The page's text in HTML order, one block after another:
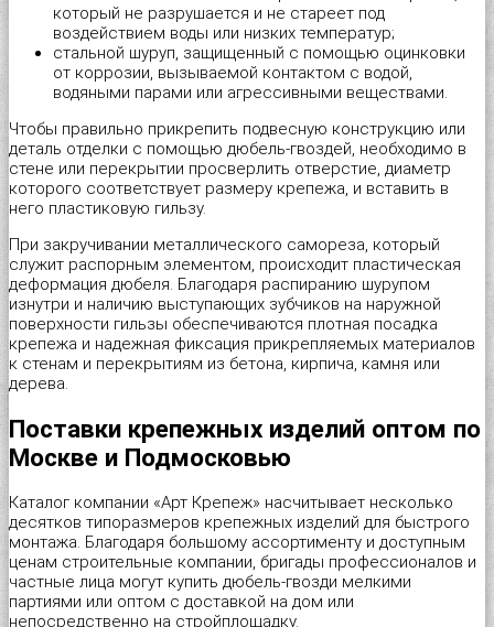
Саморез универсальный с полусферической головкой для
Cаморез универсальный с потайной головкой PZ, желтый и
Саморезы для крепления кровельных материалов, окрашенные
Шайба для кровельных саморезов
Шайба для поликарбоната
Шуруп шестигранный глухарь DIN 571
Шуруп по бетону
Шуруп-кольцо
Шуруп-полукольцо
Шайба пружинная (гровер) DIN 127B
Шпилька резьбовая DIN 975, длина 1м
Шпилька резьбовая DIN 975, длина 2м
Шпилька сантехническая
Дюбель трехлепестковый
Дюбель универсальный KPU “Wkret-met”
Дюбель фасадный «Wkret-met»
Дюбель-гвоздь для быстрого монтажа
Дюбель-гвоздь для быстрого монтажа с бортом
Дюбель-гвоздь металлический для монтажного пистолета
Дюбель-пистон под хомут (нейлон)
Дюбель-хомут для крепления кабеля (белый, черный)
Металлический дюбель-гвоздь
Патроны монтажные
Площадка под хомут-стяжку
Проволока общего назначения
Скоба для крепления кабеля (провода) прямоугольная, круглая
Скобы строительные
Фиксатор для арматуры
Хомут для крепления сантехнических труб с резиновой
Хомут для проводов
Хомут червячный DIN 3017
Трос в оплетке ПВХ
Трос стальной DIN 3055
Цепь витая DIN 5686
Цепь сварная длиннозвенная DIN 763
Цепь сварная короткозвенная DIN 766
Оконная пластина REHAU
Оконная пластина КВЕ-70
Опора балки
Опора бруса закрытая
Опора бруса открытая
Перфорированная лента для монтажа вентиляции волнистая
Перфорированная лента для монтажа вентиляции прямая
Перфорированная лента для монтажа теплого пола
Перфорированная тарная лента
Пластина соединительная
Пилки для работы по дереву "Runex"
Пилки для работы по металлу "Runex"
Пистолет для монтажной пены
Плиткорез-щипцы JOKOSIT
Плоскогубцы комбинированные "Targ American type"
Плоскогубцы комбинированные "Targ German type"
Полотно для ножовок по металлу
Рулетка "Metric"
Стеклорез с деревянной ручкой "Spardia"
Стеклорез с деревянной ручкой "Universal"
который не разрушается и не стареет под
воздействием воды или низких температур;
стальной шуруп, защищенный с помощью оцинковки
от коррозии, вызываемой контактом с водой,
водяными парами или агрессивными веществами.
Чтобы правильно прикрепить подвесную конструкцию или
деталь отделки с помощью дюбель-гвоздей, необходимо в
стене или перекрытии просверлить отверстие, диаметр
которого соответствует размеру крепежа, и вставить в
него пластиковую гильзу.
При закручивании металлического самореза, который
служит распорным элементом, происходит пластическая
деформация дюбеля. Благодаря распиранию шурупом
изнутри и наличию выступающих зубчиков на наружной
поверхности гильзы обеспечиваются плотная посадка
крепежа и надежная фиксация прикрепляемых материалов
к стенам и перекрытиям из бетона, кирпича, камня или
дерева.
Поставки крепежных изделий оптом по
Москве и Подмосковью
Каталог компании «Арт Крепеж» насчитывает несколько
десятков типоразмеров крепежных изделий для быстрого
монтажа. Благодаря большому ассортименту и доступным
ценам строительные компании, бригады профессионалов и
частные лица могут купить дюбель-гвозди мелкими
партиями или оптом с доставкой на дом или
непосредственно на стройплощадку.